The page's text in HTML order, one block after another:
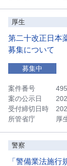
厚生
第二十改正日本
募集について
募集中
案件番号
案の公示日
受付締切日時
所管省庁
厚
警察
「警備業法施